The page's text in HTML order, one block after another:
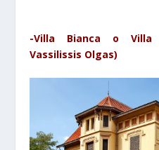
-Villa Bianca o Villa
Vassilissis Olgas)